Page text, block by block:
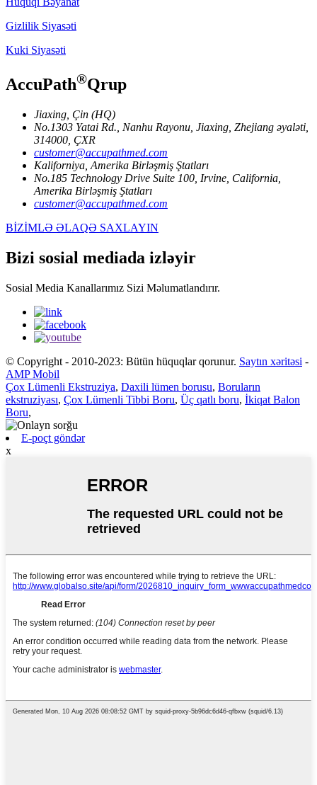
Gizlilik Siyasəti
Kuki Siyasəti
AccuPath®Qrup
Jiaxing, Çin (HQ)
No.1303 Yatai Rd., Nanhu Rayonu, Jiaxing, Zhejiang əyaləti,
314000, ÇXR
customer@accupathmed.com
Kaliforniya, Amerika Birləşmiş Ştatları
No.185 Technology Drive Suite 100, Irvine, California,
Amerika Birləşmiş Ştatları
customer@accupathmed.com
BİZİMLƏ ƏLAQƏ SAXLAYIN
Bizi sosial mediada izləyir
Sosial Media Kanallarımız Sizi Məlumatlandırır.
© Copyright - 2010-2023: Bütün hüquqlar qorunur. Saytın xəritəsi -
AMP Mobil
Çox Lümenli Ekstruziya, Daxili lümen borusu, Boruların
ekstruziyası, Çox Lümenli Tibbi Boru, Üç qatlı boru, İkiqat Balon
Boru,
E-poçt göndər
x